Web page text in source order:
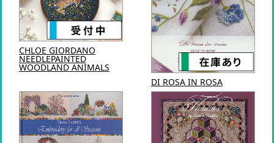
CHLOE GIORDANO
NEEDLEPAINTED
WOODLAND ANIMALS
DI ROSA IN ROSA